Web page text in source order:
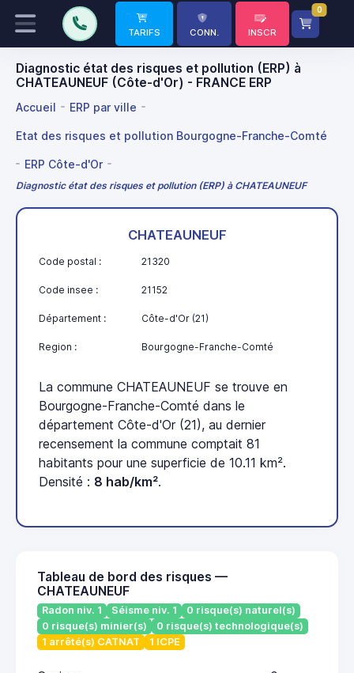
TARIFS CONN. INSCR
0
Diagnostic état des risques et pollution (ERP) à
CHATEAUNEUF (Côte-d'Or) - FRANCE ERP
Accueil ERP par ville
Etat des risques et pollution Bourgogne-Franche-Comté
ERP Côte-d'Or
Diagnostic état des risques et pollution (ERP) à CHATEAUNEUF
CHATEAUNEUF
Code postal : 21320
Code insee : 21152
Département : Côte-d'Or (21)
Region : Bourgogne-Franche-Comté
La commune CHATEAUNEUF se trouve en
Bourgogne-Franche-Comté dans le
département Côte-d'Or (21), au dernier
recensement la commune comptait 81
habitants pour une superficie de 10.11 km².
Densité : 8 hab/km².
Tableau de bord des risques —
CHATEAUNEUF
Radon niv. 1 Séisme niv. 1
0 risque(s) naturel(s)
0 risque(s) minier(s)
0 risque(s) technologique(s)
1 arrêté(s) CATNAT
1 ICPE